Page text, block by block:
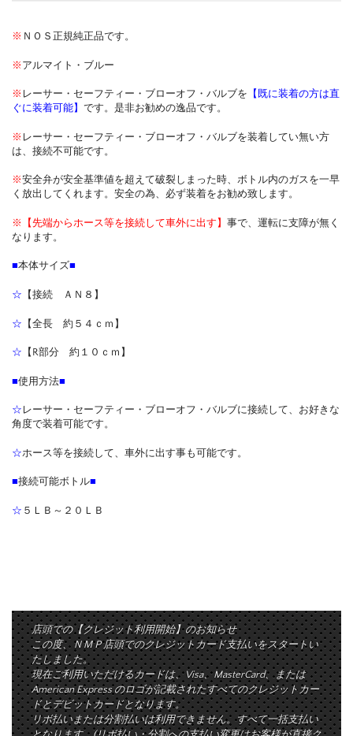
※ ＮＯＳ正規純正品です。
※ アルマイト・ブルー
※ レーサー・セーフティー・ブローオフ・バルブを 【既に装着の方は直
ぐに装着可能】 です。是非お勧めの逸品です。
※ レーサー・セーフティー・ブローオフ・バルブを装着してい無い方
は、接続不可能です。
※安全弁が安全基準値を超えて破裂しまった時、ボトル内のガスを一早
く放出してくれます。安全の為、必ず装着をお勧め致します。
※【先端からホース等を接続して車外に出す】 事で、運転に支障が無く
なります。
■本体サイズ■
☆ 【接続 ＡＮ８】
☆ 【全長 約５４ｃｍ】
☆ 【R部分 約１０ｃｍ】
■使用方法■
☆ レーサー・セーフティー・ブローオフ・バルブに接続して、お好きな
角度で装着可能です。
☆ホース等を接続して、車外に出す事も可能です。
■接続可能ボトル■
☆ ５ＬＢ～２０ＬＢ
店頭での【クレジット利用開始】のお知らせ
この度、ＮＭＰ店頭でのクレジットカード支払いをスタートい
たしました。
現在ご利用いただけるカードは、Visa、MasterCard、または
American Express のロゴが記載されたすべてのクレジットカー
ドとデビットカードとなります。
リボ払いまたは分割払いは利用できません。すべて一括支払い